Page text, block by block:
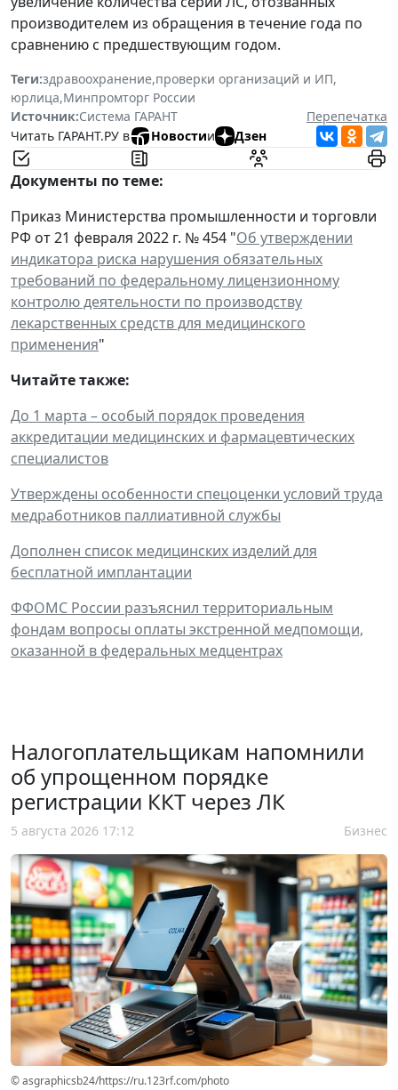
производителем из обращения в течение года по
сравнению с предшествующим годом.
Теги:здравоохранение,проверки организаций и ИП,
юрлица,Минпромторг России
Источник:Система ГАРАНТ
Перепечатка
Читать ГАРАНТ.РУ в
Новостии Дзен
Документы по теме:
Приказ Министерства промышленности и торговли
РФ от 21 февраля 2022 г. № 454 "Об утверждении
индикатора риска нарушения обязательных
требований по федеральному лицензионному
контролю деятельности по производству
лекарственных средств для медицинского
применения"
Читайте также:
До 1 марта – особый порядок проведения
аккредитации медицинских и фармацевтических
специалистов
Утверждены особенности спецоценки условий труда
медработников паллиативной службы
Дополнен список медицинских изделий для
бесплатной имплантации
ФФОМС России разъяснил территориальным
фондам вопросы оплаты экстренной медпомощи,
оказанной в федеральных медцентрах
Налогоплательщикам напомнили
об упрощенном порядке
регистрации ККТ через ЛК
5 августа 2026 17:12 Бизнес
© asgraphicsb24/https://ru.123rf.com/photo